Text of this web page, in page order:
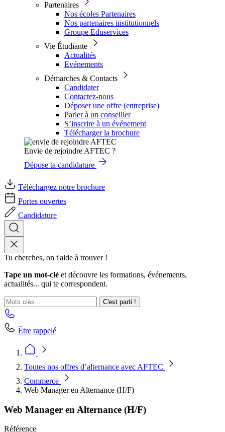
Partenaires
Nos écoles Partenaires
Nos partenaires institutionnels
Groupe Eduservices
Vie Étudiante
Actualités
Evénements
Démarches & Contacts
Candidater
Contactez-nous
Déposer une offre (entreprise)
Parler à un conseiller
S’inscrire à un événement
Télécharger la brochure
Envie de rejoindre AFTEC ?
Dépose ta candidature
Téléchargez notre brochure
Portes ouvertes
Candidature
Tu cherches, on t'aide à trouver !
Tape un mot-clé et découvre les formations, événements,
actualités... qui te correspondent.
C'est parti !
Être rappelé
Toutes nos offres d’alternance avec AFTEC
Commerce
Web Manager en Alternance (H/F)
Web Manager en Alternance (H/F)
Référence